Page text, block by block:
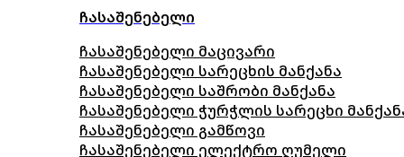
ჩასაშენებელი
ჩასაშენებელი მაცივარი
ჩასაშენებელი სარეცხის მანქანა
ჩასაშენებელი საშრობი მანქანა
ჩასაშენებელი ჭურჭლის სარეცხი
ჩასაშენებელი გამწოვი
ჩასაშენებელი ელექტრო ღუმელი